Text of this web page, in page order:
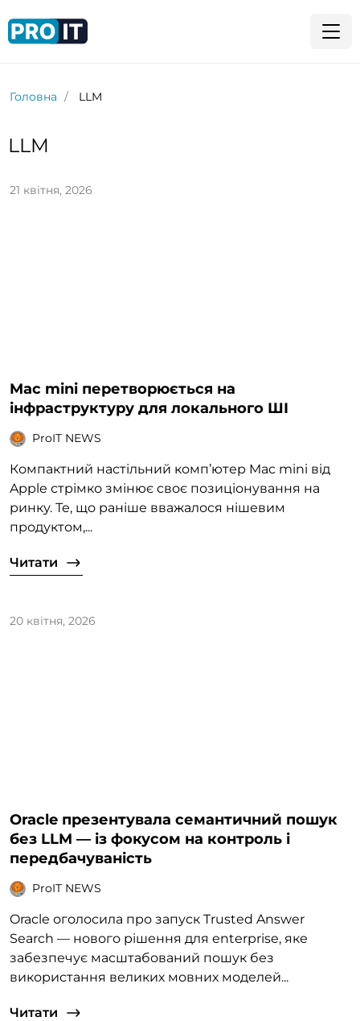
Головна LLM
LLM
21 квітня, 2026
Mac mini перетворюється на
інфраструктуру для локального ШІ
ProIT NEWS
Компактний настільний комп’ютер Mac mini від
Apple стрімко змінює своє позиціонування на
ринку. Те, що раніше вважалося нішевим
продуктом,...
Читати
20 квітня, 2026
Oracle презентувала семантичний пошук
без LLM — із фокусом на контроль і
передбачуваність
ProIT NEWS
Oracle оголосила про запуск Trusted Answer
Search — нового рішення для enterprise, яке
забезпечує масштабований пошук без
використання великих мовних моделей...
Читати